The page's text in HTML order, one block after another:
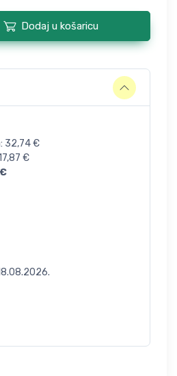
Dodaj u košaricu
32,74€
€
€